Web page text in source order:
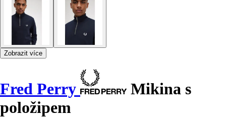
Zobrazit více
Fred Perry
Mikina s
položipem